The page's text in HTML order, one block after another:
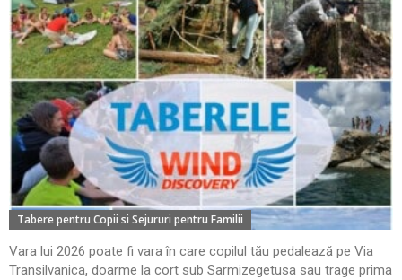
Tabere pentru Copii si Sejururi pentru Familii
Vara lui 2026 poate fi vara în care copilul tău pedalează pe Via
Transilvanica, doarme la cort sub Sarmizegetusa sau trage prima